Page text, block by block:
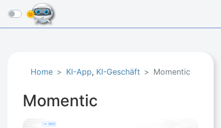
☰
Home KI-App, KI-Geschäft​ Momentic
Momentic